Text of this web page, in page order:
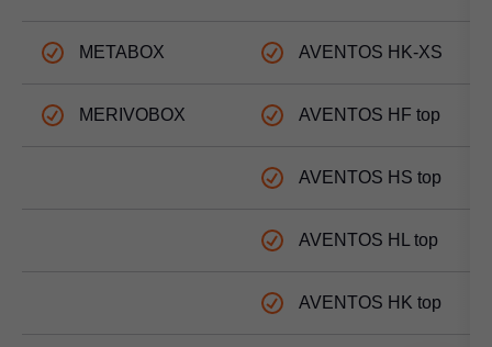
METABOX AVENTOS HK-XS
MERIVOBOX AVENTOS HF top
AVENTOS HS top
AVENTOS HL top
AVENTOS HK top